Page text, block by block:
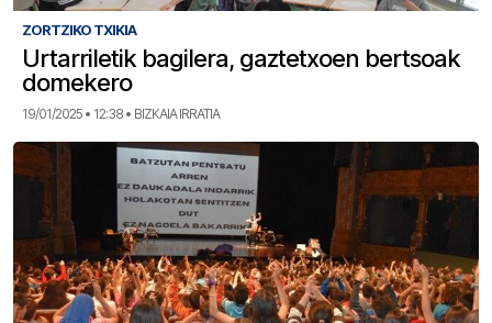
ZORTZIKO TXIKIA
Urtarriletik bagilera, gaztetxoen bertsoak
domekero
19/01/2025 • 12:38 • BIZKAIA IRRATIA